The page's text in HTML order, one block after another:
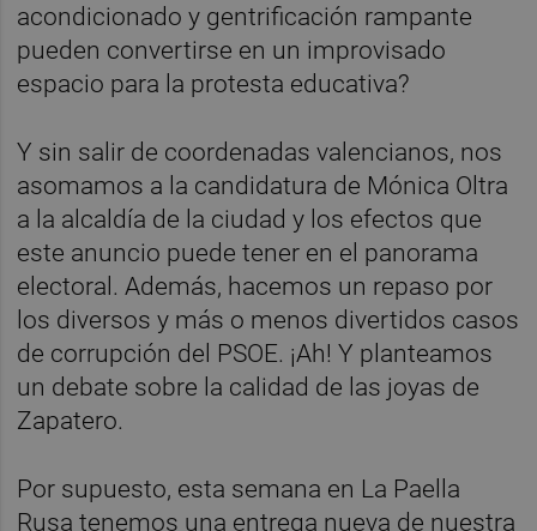
acondicionado y gentrificación rampante
pueden convertirse en un improvisado
espacio para la protesta educativa?
Y sin salir de coordenadas valencianos, nos
asomamos a la candidatura de Mónica Oltra
a la alcaldía de la ciudad y los efectos que
este anuncio puede tener en el panorama
electoral. Además, hacemos un repaso por
los diversos y más o menos divertidos casos
de corrupción del PSOE. ¡Ah! Y planteamos
un debate sobre la calidad de las joyas de
Zapatero.
Por supuesto, esta semana en La Paella
Rusa tenemos una entrega nueva de nuestra